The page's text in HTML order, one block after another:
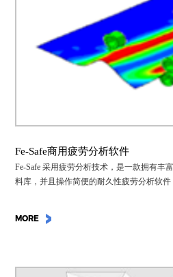
Fe-Safe商用疲劳分析软件
Fe-Safe 采用疲劳分析技术，是一款拥有丰
料库，并且操作简便的耐久性疲劳分析软件
MORE